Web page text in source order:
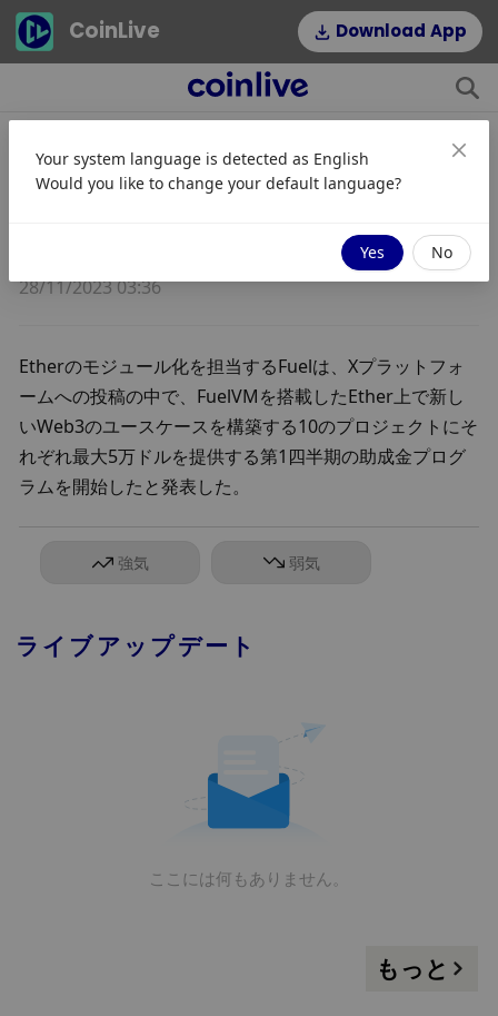
CoinLive Download App
イーサネットのモジュール実装レイ
成金プログラムを開始した。
28/11/2023 03:36
Etherのモジュール化を担当するFuelは、Xプラットフォ
ームへの投稿の中で、FuelVMを搭載したEther上で新し
いWeb3のユースケースを構築する10のプロジェクトにそ
れぞれ最大5万ドルを提供する第1四半期の助成金プログ
ラムを開始したと発表した。
強気 弱気
ライブアップデート
ここには何もありません。
もっと
Your system language is detected as English
Would you like to change your default language?
Yes No